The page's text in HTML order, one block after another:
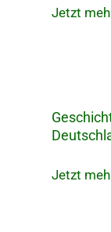
Jetzt
des
in
Jetzt